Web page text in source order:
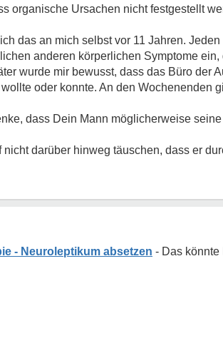
organische Ursachen nicht festgestellt
das an mich selbst vor 11 Jahren.
anderen körperlichen Symptome
wurde mir bewusst, dass das Büro der
oder konnte. An den Wochenenden
dass Dein Mann möglicherweise
darüber hinweg täuschen, dass er
- Neuroleptikum absetzen